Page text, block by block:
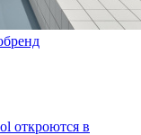
откроются в